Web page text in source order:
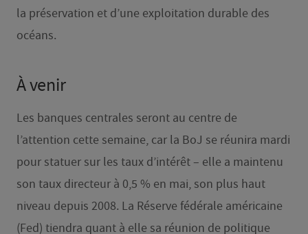
la préservation et d’une exploitation durable des
océans.
À venir
Les banques centrales seront au centre de
l’attention cette semaine, car la BoJ se réunira mardi
pour statuer sur les taux d’intérêt – elle a maintenu
son taux directeur à 0,5 % en mai, son plus haut
niveau depuis 2008. La Réserve fédérale américaine
(Fed) tiendra quant à elle sa réunion de politique